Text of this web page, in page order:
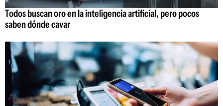
Todos buscan oro en la inteligencia artificial, pero pocos
saben dónde cavar